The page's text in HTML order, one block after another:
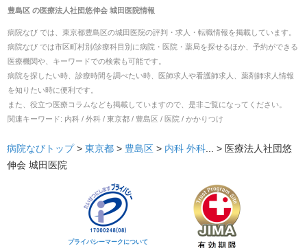
豊島区 の医療法人社団悠伸会 城田医院情報
病院なび では、 東京都豊島区の城田医院の評判・求人・転職情報を掲載しています。
病院なび では市区町村別/診療科目別に病院・医院・薬局を探せるほか、予約ができる
医療機関や、キーワードでの検索も可能です。
病院を探したい時、診療時間を調べたい時、医師求人や看護師求人、薬剤師求人情報
を知りたい時に便利です。
また、役立つ医療コラムなども掲載していますので、是非ご覧になってください。
関連キーワード: 内科 / 外科 / 東京都 / 豊島区 / 医院 / かかりつけ
病院なびトップ > 東京都 > 豊島区 > 内科 外科 ... > 医療法人社団悠
伸会 城田医院
プライバシーマークについて